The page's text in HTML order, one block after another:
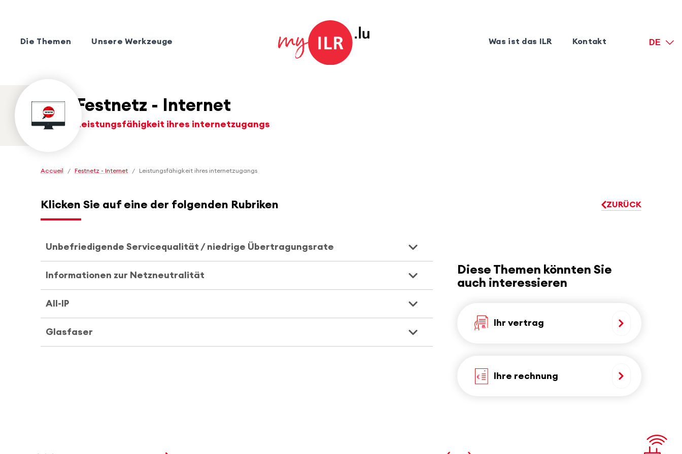
Die Themen Unsere Werkzeuge Was ist das ILR Kontakt DE
Festnetz - Internet
Leistungsfähigkeit ihres internetzugangs
Accueil / Festnetz - Internet / Leistungsfähigkeit ihres internetzugangs
Klicken Sie auf eine der folgenden Rubriken ZURÜCK
Unbefriedigende Servicequalität / niedrige Übertragungsrate
Informationen zur Netzneutralität
All-IP
Glasfaser
Diese Themen könnten Sie
auch interessieren
Ihr vertrag
Ihre rechnung